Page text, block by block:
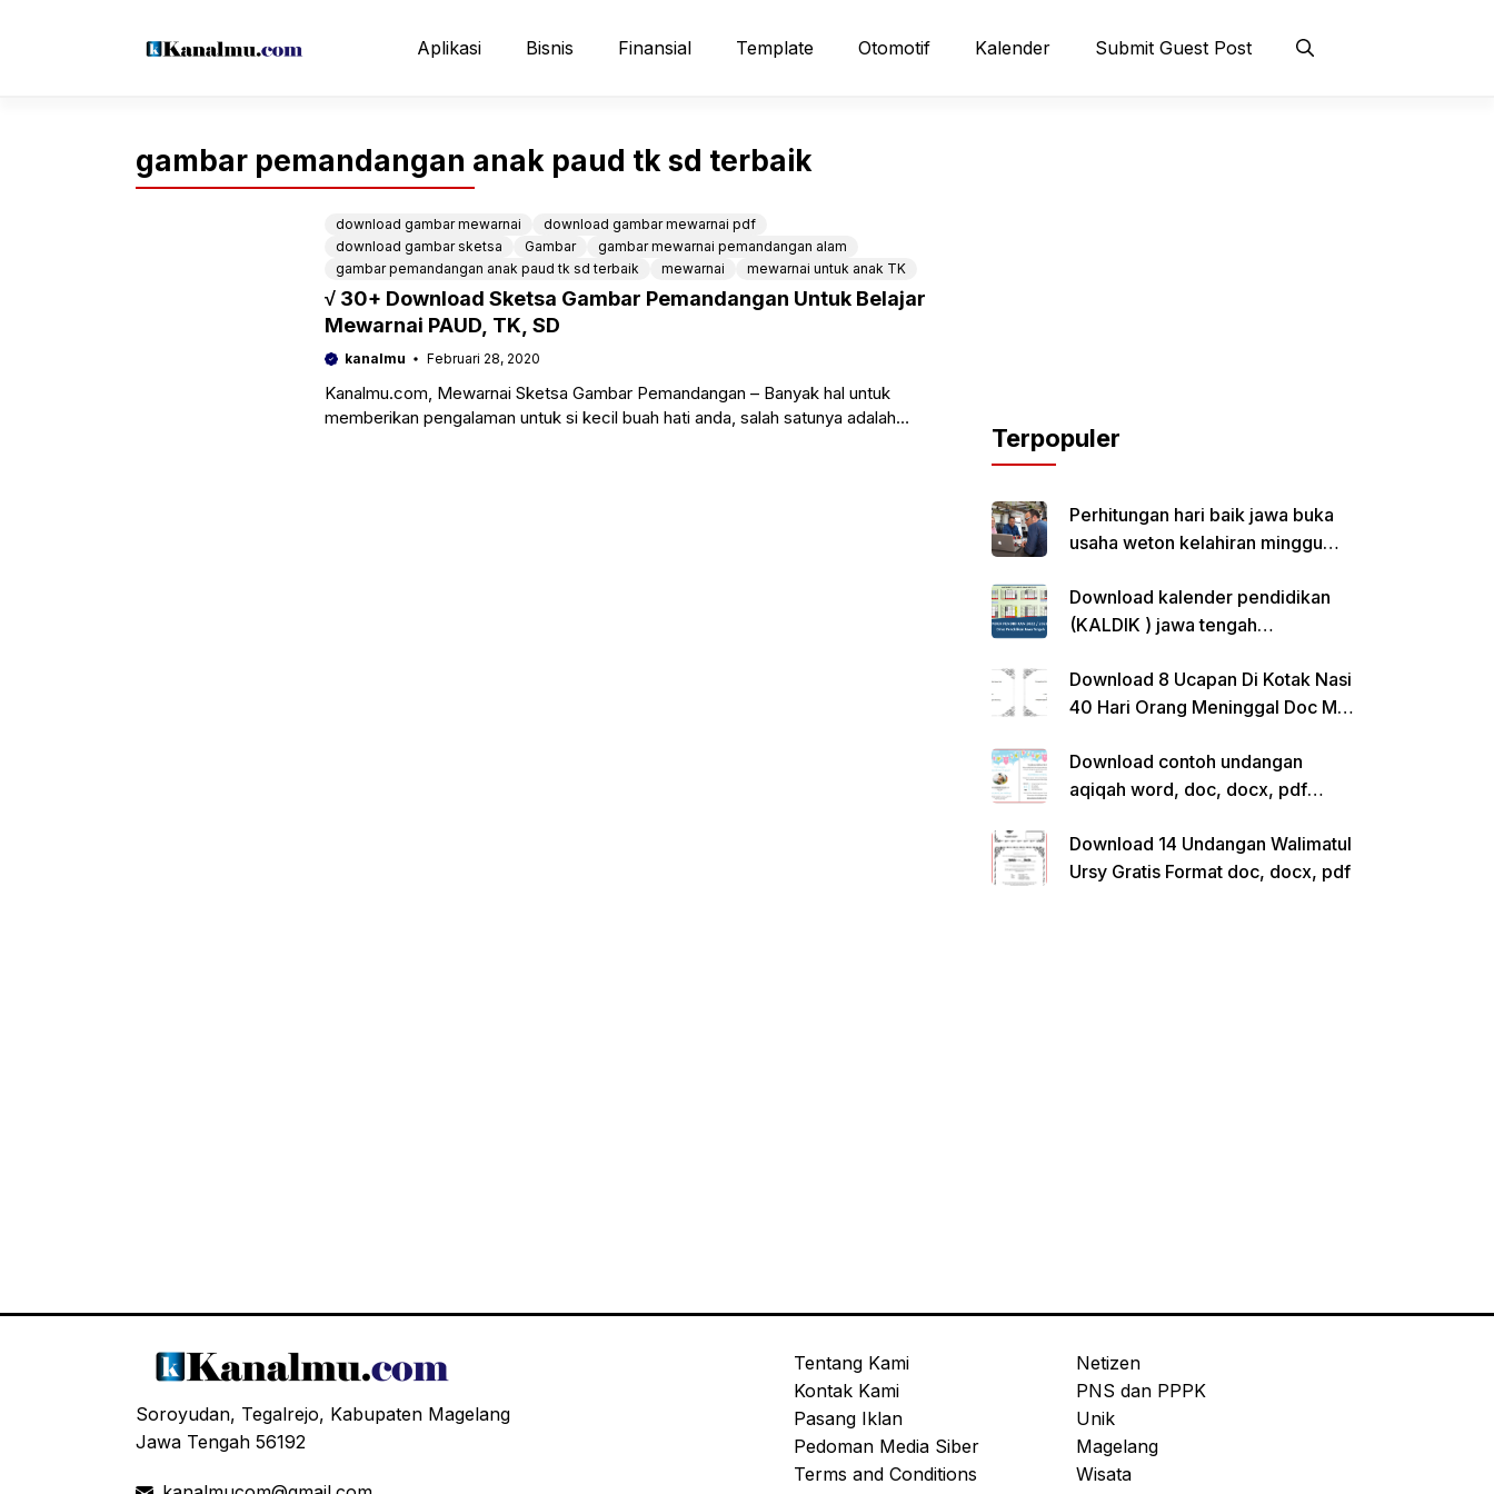
Aplikasi Bisnis Finansial Template Otomotif Kalender Submit Guest Post
gambar pemandangan anak paud tk sd terbaik
download gambar mewarnai
download gambar mewarnai pdf
download gambar sketsa
Gambar
gambar mewarnai pemandangan alam
gambar pemandangan anak paud tk sd terbaik
mewarnai mewarnai untuk anak TK
√ 30+ Download Sketsa Gambar Pemandangan Untuk Belajar
Mewarnai PAUD, TK, SD
kanalmu Februari 28, 2020
Kanalmu.com, Mewarnai Sketsa Gambar Pemandangan – Banyak hal untuk
memberikan pengalaman untuk si kecil buah hati anda, salah satunya adalah
Terpopuler
Perhitungan hari baik jawa buka
usaha weton kelahiran minggu
Download kalender pendidikan
(KALDIK ) jawa tengah
Download 8 Ucapan Di Kotak Nasi
40 Hari Orang Meninggal Doc Ms.
Download contoh undangan
aqiqah word, doc, docx, pdf
Download 14 Undangan Walimatul
Ursy Gratis Format doc, docx, pdf
Soroyudan, Tegalrejo, Kabupaten Magelang
Jawa Tengah 56192
Tentang Kami
Kontak Kami
Pasang Iklan
Pedoman Media Siber
Terms and Conditions
Netizen
PNS dan PPPK
Unik
Magelang
Wisata